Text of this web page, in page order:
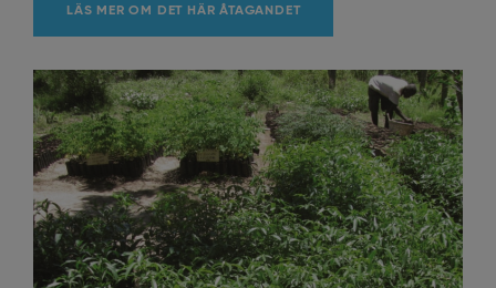
LÄS MER OM DET HÄR ÅTAGANDET